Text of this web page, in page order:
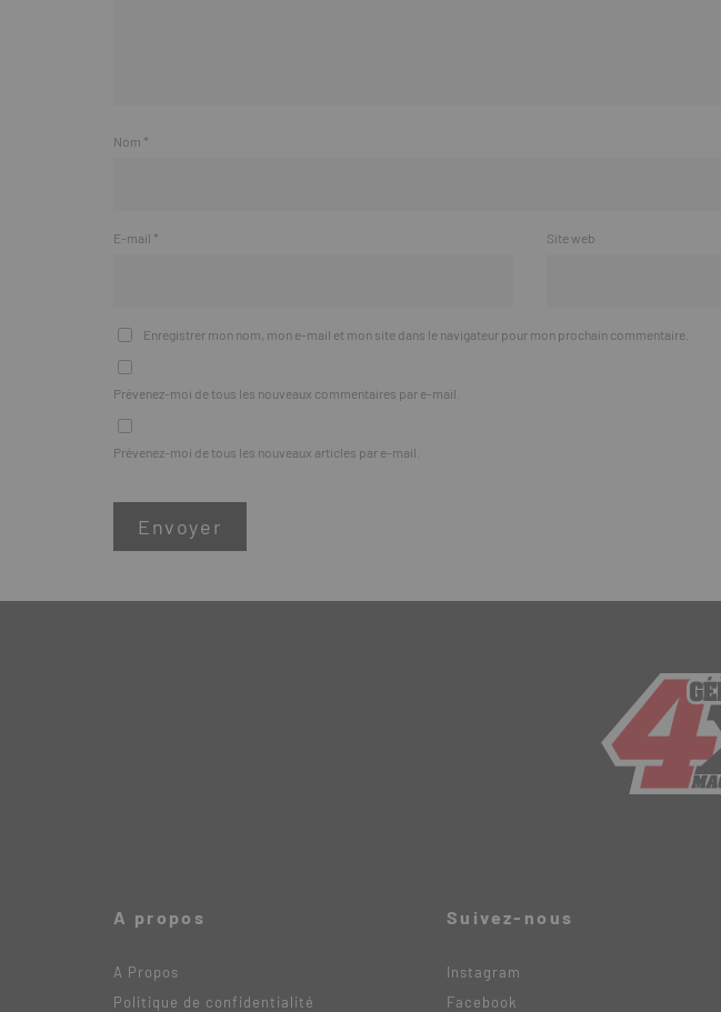
Nom *
E-mail * Site web
Enregistrer mon nom, mon e-mail et mon site dans le navigateur pour mon prochain commentaire.
Prévenez-moi de tous les nouveaux commentaires par e-mail.
Prévenez-moi de tous les nouveaux articles par e-mail.
A propos
A Propos
Politique de confidentialité
Suivez-nous
Instagram
Facebook